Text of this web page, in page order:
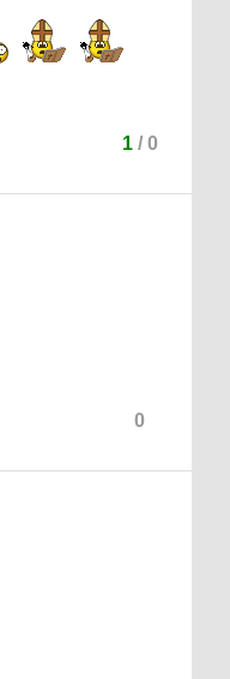
1/ 0
0